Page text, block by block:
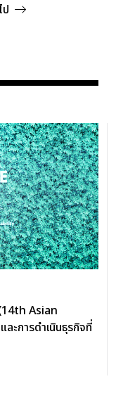
ป
Asian
ะการดำเนินธุรกิจที่